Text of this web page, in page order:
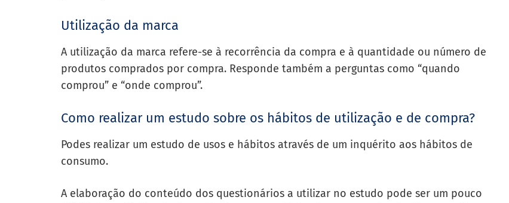
Utilização da marca
A utilização da marca refere-se à recorrência da compra e à quantidade ou número de
produtos comprados por compra. Responde também a perguntas como “quando
comprou” e “onde comprou”.
Como realizar um estudo sobre os hábitos de utilização e de compra?
Podes realizar um estudo de usos e hábitos através de um inquérito aos hábitos de
consumo.
A elaboração do conteúdo dos questionários a utilizar no estudo pode ser um pouco